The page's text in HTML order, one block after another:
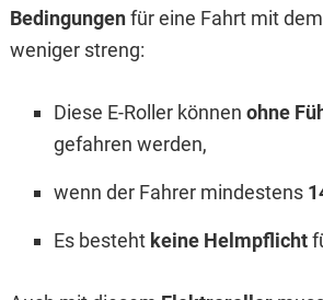
Bedingungenfür eine Fahrt mit
weniger streng:
Diese E-Roller können ohne
gefahren werden,
wenn der Fahrer mindestens
Es besteht keine Helmpflicht